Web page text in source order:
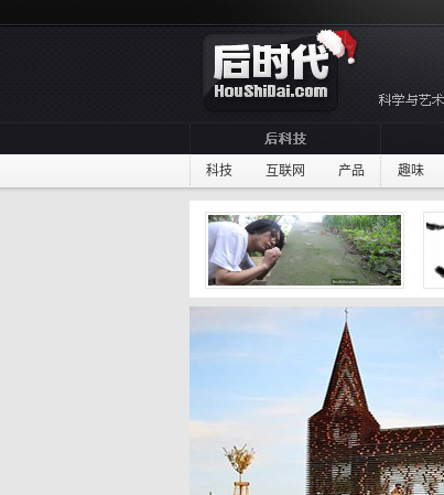
科技 互联网 产品 趣味